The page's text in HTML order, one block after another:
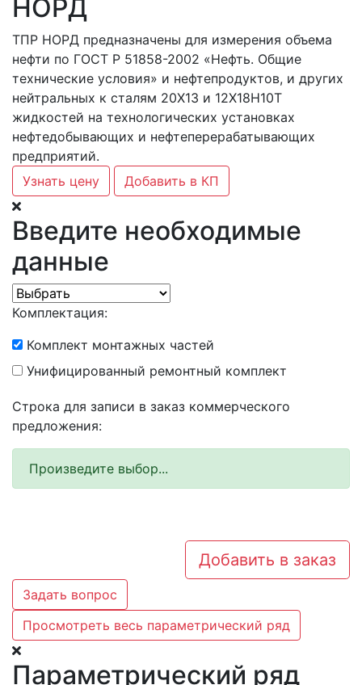
НОРД
ТПР НОРД предназначены для измерения объема
нефти по ГОСТ Р 51858-2002 «Нефть. Общие
технические условия» и нефтепродуктов, и других
нейтральных к сталям 20Х13 и 12Х18Н10Т
жидкостей на технологических установках
нефтедобывающих и нефтеперерабатывающих
предприятий.
Узнать цену
Добавить в КП
Введите необходимые
данные
Комплектация:
Комплект монтажных частей
Унифицированный ремонтный комплект
Строка для записи в заказ коммерческого
предложения:
Произведите выбор...
Добавить в заказ
Задать вопрос
Просмотреть весь параметрический ряд
Параметрический ряд